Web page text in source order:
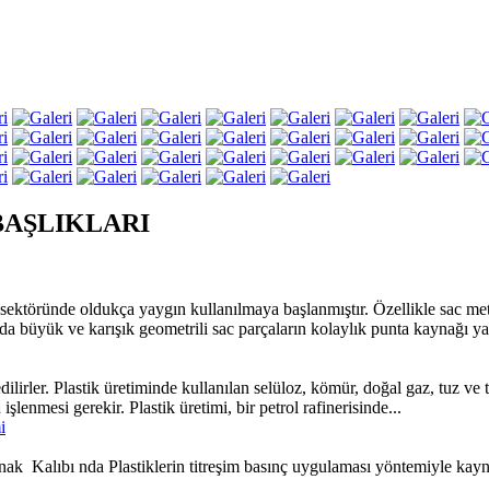
oldukça yaygın kullanılmaya başlanmıştır. Özellikle sac
büyük ve karışık geometrili sac parçaların kolaylık punta kaynağı
Plastik üretiminde kullanılan selüloz, kömür, doğal gaz, tuz
işlenmesi gerekir. Plastik üretimi, bir petrol rafinerisinde...
Kalıbı nda Plastiklerin titreşim basınç uygulaması yöntemiyle